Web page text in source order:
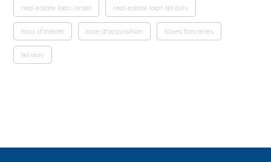
real estate loan israel real estate loan tel aviv
taux d'intérêt taxe d'acquisition taxes foncières
tel aviv